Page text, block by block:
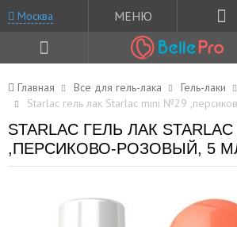
Москва МЕНЮ
Главная Все для гель-лака Гель-лаки
Starlac гель лак Starlac mini №29
STARLAC ГЕЛЬ ЛАК
,ПЕРСИКОВО-РОЗОВЫЙ, 5